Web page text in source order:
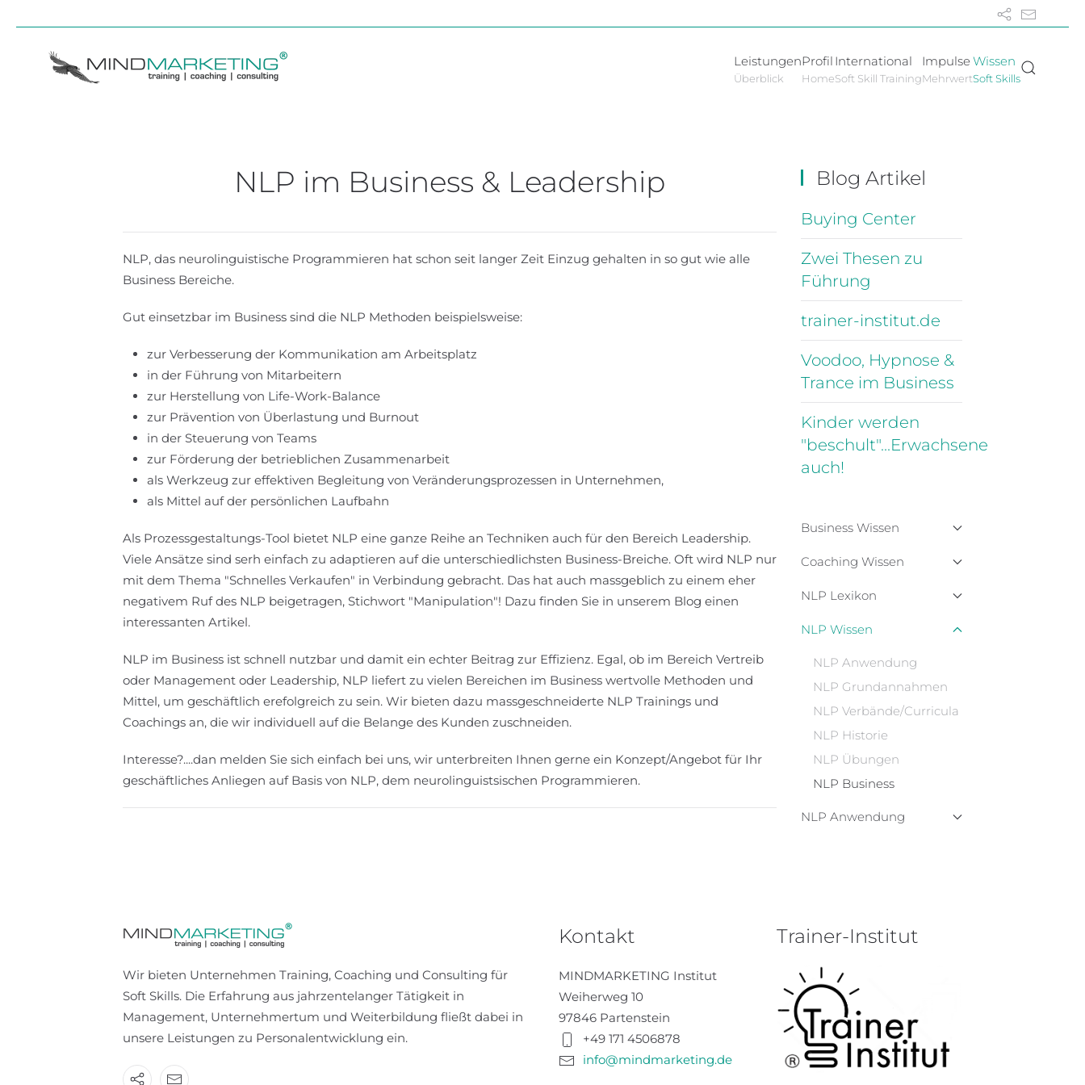
Leistungen
Überblick
Profil
Home
International
Soft Skill Training
Impulse
Mehrwert
Wissen
Soft Skills
NLP im Business & Leadership
NLP, das neurolinguistische Programmieren hat schon seit langer Zeit Einzug gehalten in so gut wie alle
Business Bereiche.
Gut einsetzbar im Business sind die NLP Methoden beispielsweise:
zur Verbesserung der Kommunikation am Arbeitsplatz
in der Führung von Mitarbeitern
zur Herstellung von Life-Work-Balance
zur Prävention von Überlastung und Burnout
in der Steuerung von Teams
zur Förderung der betrieblichen Zusammenarbeit
als Werkzeug zur effektiven Begleitung von Veränderungsprozessen in Unternehmen,
als Mittel auf der persönlichen Laufbahn
Als Prozessgestaltungs-Tool bietet NLP eine ganze Reihe an Techniken auch für den Bereich Leadership.
Viele Ansätze sind serh einfach zu adaptieren auf die unterschiedlichsten Business-Breiche. Oft wird NLP nur
mit dem Thema "Schnelles Verkaufen" in Verbindung gebracht. Das hat auch massgeblich zu einem eher
negativem Ruf des NLP beigetragen, Stichwort "Manipulation"! Dazu finden Sie in unserem Blog einen
interessanten Artikel.
NLP im Business ist schnell nutzbar und damit ein echter Beitrag zur Effizienz. Egal, ob im Bereich Vertreib
oder Management oder Leadership, NLP liefert zu vielen Bereichen im Business wertvolle Methoden und
Mittel, um geschäftlich erefolgreich zu sein. Wir bieten dazu massgeschneiderte NLP Trainings und
Coachings an, die wir individuell auf die Belange des Kunden zuschneiden.
Interesse?....dan melden Sie sich einfach bei uns, wir unterbreiten Ihnen gerne ein Konzept/Angebot für Ihr
geschäftliches Anliegen auf Basis von NLP, dem neurolinguistsischen Programmieren.
Blog Artikel
Buying Center
Zwei Thesen zu
Führung
trainer-institut.de
Voodoo, Hypnose &
Trance im Business
Kinder werden
"beschult"...Erwachsene
auch!
Business Wissen
Coaching Wissen
NLP Lexikon
NLP Wissen
NLP Anwendung
NLP Grundannahmen
NLP Verbände/Curricula
NLP Historie
NLP Übungen
NLP Business
NLP Anwendung
Wir bieten Unternehmen Training, Coaching und Consulting für
Soft Skills. Die Erfahrung aus jahrzentelanger Tätigkeit in
Management, Unternehmertum und Weiterbildung fließt dabei in
unsere Leistungen zu Personalentwicklung ein.
Kontakt
MINDMARKETING Institut
Weiherweg 10
97846 Partenstein
+49 171 4506878
info@mindmarketing.de
Trainer-Institut